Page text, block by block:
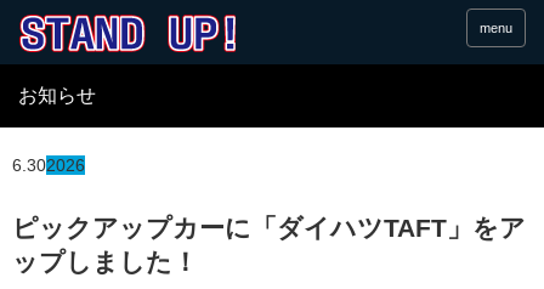
menu
お知らせ
6.302026
ピックアップカーに「ダイハツTAFT」をア
ップしました！